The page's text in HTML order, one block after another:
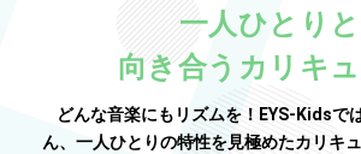
一人ひとりと
向き合うカリキ
どんな音楽にもリズムを！EYS-Kidsで
ん、一人ひとりの特性を見極めたカリキ